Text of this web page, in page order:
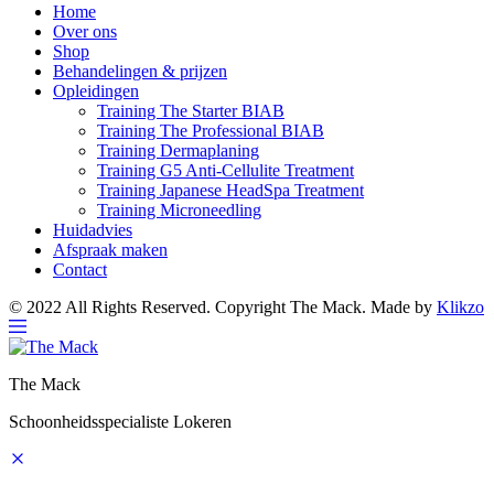
Home
Over ons
Shop
Behandelingen & prijzen
Opleidingen
Training The Starter BIAB
Training The Professional BIAB
Training Dermaplaning
Training G5 Anti-Cellulite Treatment
Training Japanese HeadSpa Treatment
Training Microneedling
Huidadvies
Afspraak maken
Contact
© 2022 All Rights Reserved. Copyright The Mack. Made by Klikzo
The Mack
Schoonheidsspecialiste Lokeren